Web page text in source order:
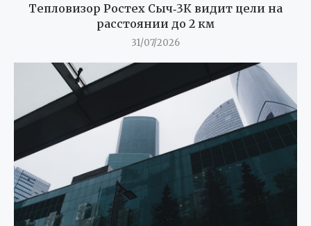
Тепловизор Ростех Сыч‑3К видит цели на
расстоянии до 2 км
31/07/2026